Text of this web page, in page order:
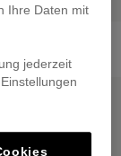
Ihre Daten mit
jederzeit